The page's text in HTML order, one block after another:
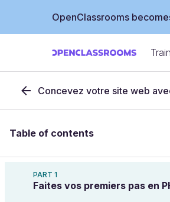
OpenClassrooms
Concevez votre site web
Table of contents
PART 1
Faites vos premiers pas en